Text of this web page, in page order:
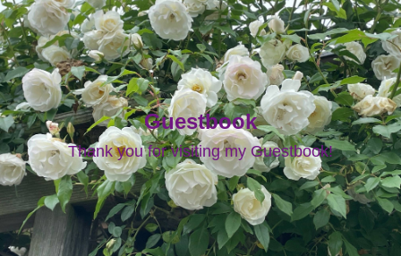
Guestbook
Thank you for visiting my Guestbook!